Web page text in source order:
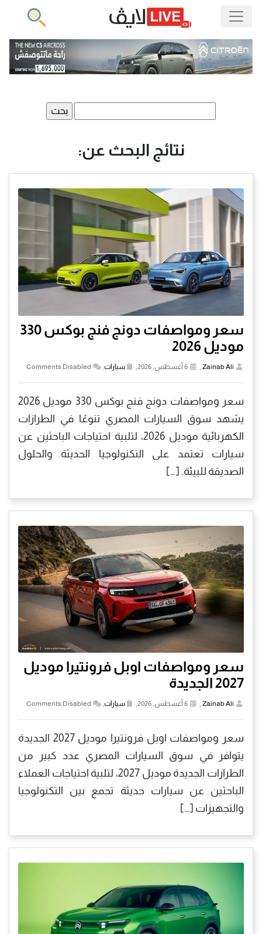
عن:
نتائج البحث عن:
سعر ومواصفات دونج فنج بوكس 330
موديل 2026
Zainab Ali
, سيارات,
Comments Disabled
سعر ومواصفات دونج فنج بوكس 330 موديل 2026
يشهد سوق السيارات المصري تنوعًا في الطرازات
الكهربائية موديل 2026، لتلبية احتياجات الباحثين عن
سيارات تعتمد على التكنولوجيا الحديثة والحلول
الصديقة للبيئة. […]
سعر ومواصفات اوبل فرونتيرا موديل
2027 الجديدة
Zainab Ali
, سيارات,
Comments Disabled
سعر ومواصفات اوبل فرونتيرا موديل 2027 الجديدة
يتوافر في سوق السيارات المصري عدد كبير من
الطرازات الجديدة موديل 2027، لتلبية احتياجات العملاء
الباحثين عن سيارات حديثة تجمع بين التكنولوجيا
والتجهيزات […]